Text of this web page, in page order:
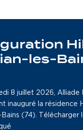
les-
8 juillet 2026, Alliade
inauguré la résidence
(74). Télécharger